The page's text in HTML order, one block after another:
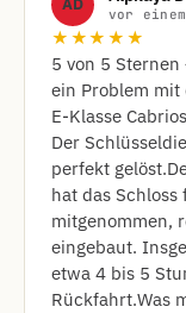
AD vor
★★★★★
​5 von 5
ein Problem mit
E-Klasse
Der
perfekt gelöst.
hat das
mitgenommen,
eingebaut.
etwa 4 bis 5
Rückfahrt. ​Was